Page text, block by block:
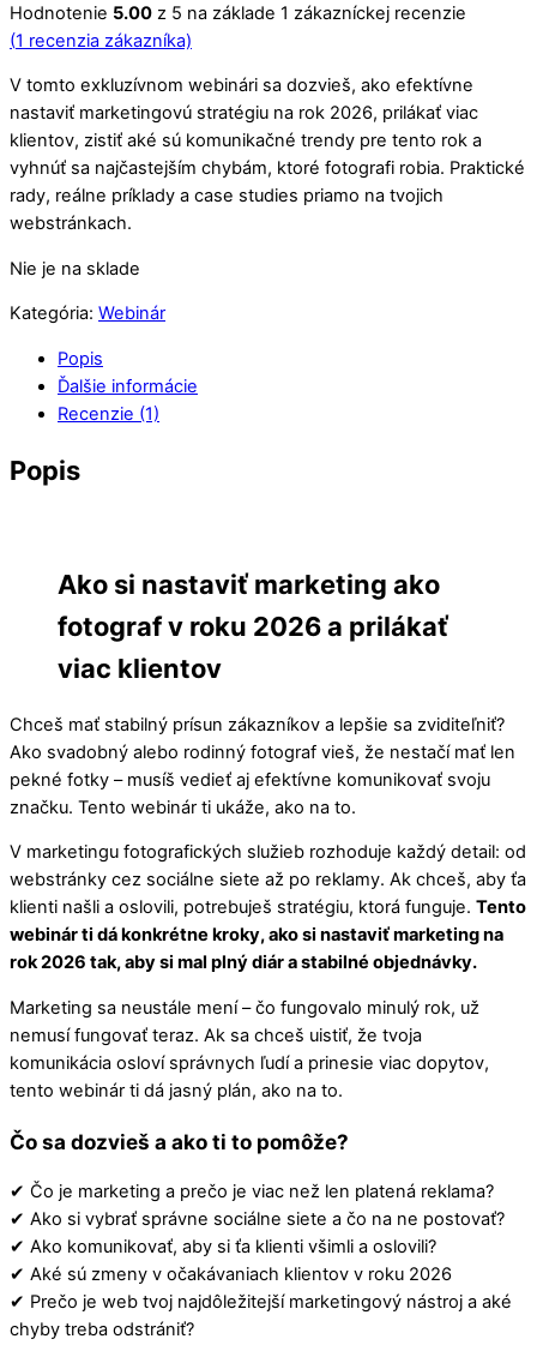
Hodnotenie 5.00 z 5 na základe 1 zákazníckej recenzie
(1 recenzia zákazníka)
V tomto exkluzívnom webinári sa dozvieš, ako efektívne
nastaviť marketingovú stratégiu na rok 2026, prilákať viac
klientov, zistiť aké sú komunikačné trendy pre tento rok a
vyhnúť sa najčastejším chybám, ktoré fotografi robia. Praktické
rady, reálne príklady a case studies priamo na tvojich
webstránkach.
Nie je na sklade
Kategória: Webinár
Popis
Ďalšie informácie
Recenzie (1)
Popis
Ako si nastaviť marketing ako
fotograf v roku 2026 a prilákať
viac klientov
Chceš mať stabilný prísun zákazníkov a lepšie sa zviditeľniť?
Ako svadobný alebo rodinný fotograf vieš, že nestačí mať len
pekné fotky – musíš vedieť aj efektívne komunikovať svoju
značku. Tento webinár ti ukáže, ako na to.
V marketingu fotografických služieb rozhoduje každý detail: od
webstránky cez sociálne siete až po reklamy. Ak chceš, aby ťa
klienti našli a oslovili, potrebuješ stratégiu, ktorá funguje. Tento
webinár ti dá konkrétne kroky, ako si nastaviť marketing na
rok 2026 tak, aby si mal plný diár a stabilné objednávky.
Marketing sa neustále mení – čo fungovalo minulý rok, už
nemusí fungovať teraz. Ak sa chceš uistiť, že tvoja
komunikácia osloví správnych ľudí a prinesie viac dopytov,
tento webinár ti dá jasný plán, ako na to.
Čo sa dozvieš a ako ti to pomôže?
✔ Čo je marketing a prečo je viac než len platená reklama?
✔ Ako si vybrať správne sociálne siete a čo na ne postovať?
✔ Ako komunikovať, aby si ťa klienti všimli a oslovili?
✔ Aké sú zmeny v očakávaniach klientov v roku 2026
✔ Prečo je web tvoj najdôležitejší marketingový nástroj a aké
chyby treba odstrániť?